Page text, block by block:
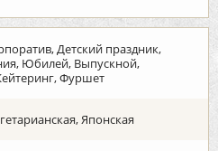
Детский праздник,
Юбилей, Выпускной,
Фуршет
Японская